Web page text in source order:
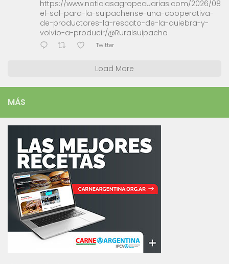
https://www.noticiasagropecuarias.com/2026/08/
el-sol-para-la-suipachense-una-cooperativa-
de-productores-la-rescato-de-la-quiebra-y-
volvio-a-producir/@Ruralsuipacha
Twitter
Load More
MÁS